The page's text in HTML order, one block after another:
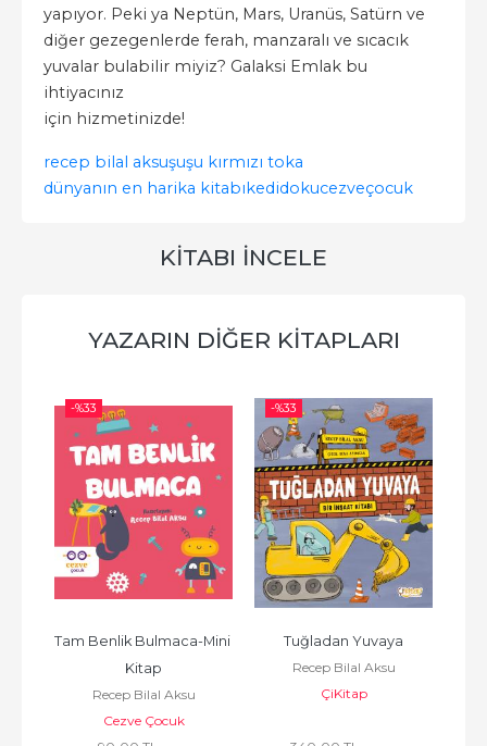
yapıyor. Peki ya Neptün, Mars, Uranüs, Satürn ve
diğer gezegenlerde ferah, manzaralı ve sıcacık
yuvalar bulabilir miyiz? Galaksi Emlak bu
ihtiyacınız
için hizmetinizde!
recep bilal aksuşuşu kırmızı toka
dünyanın en harika kitabı kedidokucezveçocuk
KITABI İNCELE
YAZARIN DIĞER KITAPLARI
-%33
Tam Benlik Bulmaca-Mini
Kitap
Recep Bilal Aksu
Cezve Çocuk
-%33
Tuğladan Yuvaya
Recep Bilal Aksu
ÇiKitap